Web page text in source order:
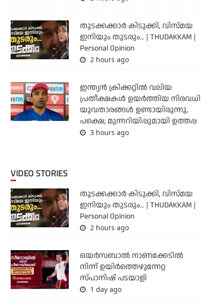
തുടക്കക്കാര്‍ കിടുക്കി, വിസ്മയ
ഇനിയും തുടരും... | THUDAKKAM |
Personal Opinion
2 hours ago
ഇന്ത്യന്‍ ക്രിക്കറ്റില്‍ വലിയ
പ്രതീക്ഷകള്‍ ഉയര്‍ത്തിയ നിരവധി
യുവതാരങ്ങള്‍ ഉണ്ടായിരുന്നു,
പക്ഷെ; മുന്നറിയിപ്പുമായി ഉത്തപ്പ
3 hours ago
VIDEO STORIES
തുടക്കക്കാര്‍ കിടുക്കി, വിസ്മയ
ഇനിയും തുടരും... | THUDAKKAM |
Personal Opinion
2 hours ago
ഒയര്‍സബാൽ നാണക്കേടിൽ
നിന്ന് ഉയിർത്തെഴുന്നേറ്റ
സ്പാനിഷ് പടയാളി
1 day ago